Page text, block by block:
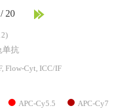
/20
单抗
Flow-Cyt, ICC/IF
APC-Cy5.5 APC-Cy7